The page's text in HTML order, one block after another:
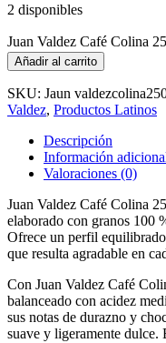
2 disponibles
Juan Valdez Café Colina
Añadir al carrito
SKU: Jaun
Valdez, Productos Latinos
Descripción
Información
Valoraciones (0)
Juan Valdez Café Colina
elaborado con granos 100
Ofrece un perfil
que resulta agradable en
Con Juan Valdez Café
balanceado con acidez
sus notas de durazno y
suave y ligeramente dulce.